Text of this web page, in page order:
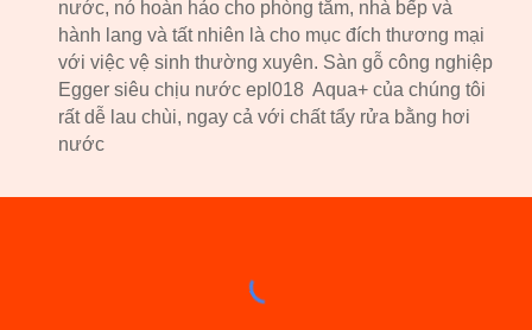
nước, nó hoàn hảo cho phòng tắm, nhà bếp và
hành lang và tất nhiên là cho mục đích thương mại
với việc vệ sinh thường xuyên. Sàn gỗ công nghiệp
Egger siêu chịu nước epl018 Aqua+ của chúng tôi
rất dễ lau chùi, ngay cả với chất tẩy rửa bằng hơi
nước